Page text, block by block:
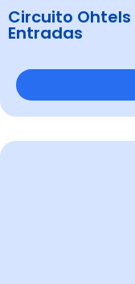
Circuito Ohtels
Entradas